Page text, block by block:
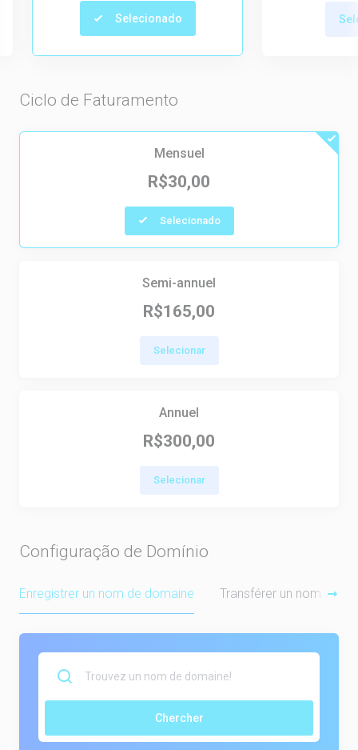
Selecionado
Ciclo de Faturamento
Mensuel
R$30,00
Selecionado
Semi-annuel
R$165,00
Selecionar
Annuel
R$300,00
Selecionar
Configuração de Domínio
Enregistrer un nom de domaine Transférer un nom de
Chercher